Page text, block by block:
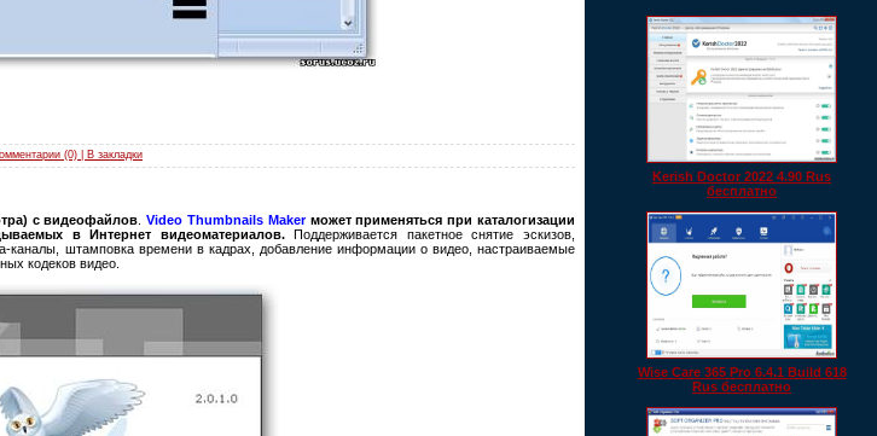
(0) | В закладки
с видеофайлов .Video Thumbnails Maker может применяться при каталогизации
в Интернет видеоматериалов.Поддерживается пакетное снятие эскизов,
каналы, штамповка времени в кадрах, добавление информации о видео, настраиваемые
кодеков видео.
Kerish Doctor 2022 4.90 Rus
бесплатно
Wise Care 365 Pro 6.4.1 Build 618
Rus бесплатно